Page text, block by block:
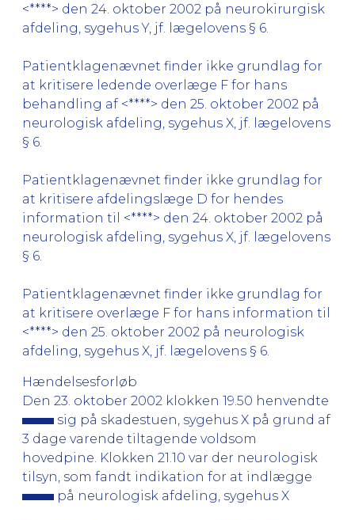
<****> den 24. oktober 2002 på neurokirurgisk
afdeling, sygehus Y, jf. lægelovens § 6.
Patientklagenævnet finder ikke grundlag for
at kritisere ledende overlæge F for hans
behandling af <****> den 25. oktober 2002 på
neurologisk afdeling, sygehus X, jf. lægelovens
§ 6.
Patientklagenævnet finder ikke grundlag for
at kritisere afdelingslæge D for hendes
information til <****> den 24. oktober 2002 på
neurologisk afdeling, sygehus X, jf. lægelovens
§ 6.
Patientklagenævnet finder ikke grundlag for
at kritisere overlæge F for hans information til
<****> den 25. oktober 2002 på neurologisk
afdeling, sygehus X, jf. lægelovens § 6.
Hændelsesforløb
Den 23. oktober 2002 klokken 19.50 henvendte
sig på skadestuen, sygehus X på grund af
3 dage varende tiltagende voldsom
hovedpine. Klokken 21.10 var der neurologisk
tilsyn, som fandt indikation for at indlægge
på neurologisk afdeling, sygehus X